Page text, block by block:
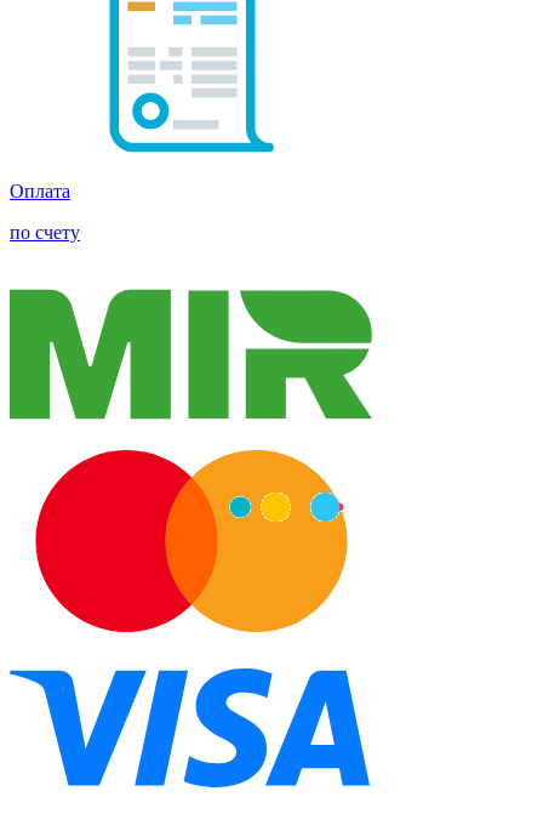
Оплата
по счету